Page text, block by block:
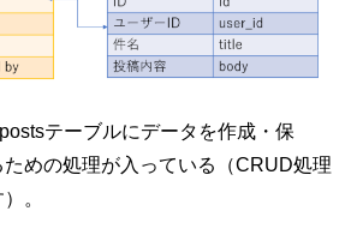
テーブルにデータを作成・保
めの処理が入っている（CRUD処理
。